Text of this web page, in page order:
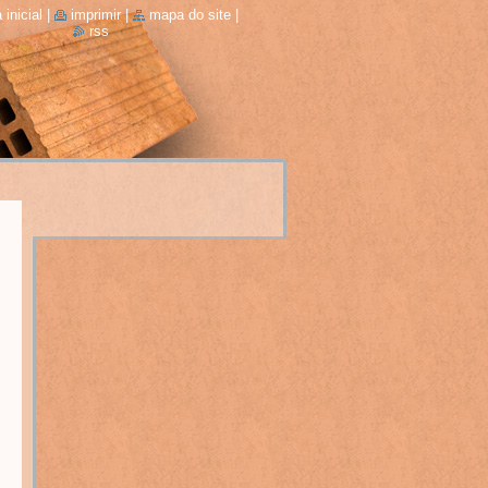
inicial imprimir | mapa do site
rss